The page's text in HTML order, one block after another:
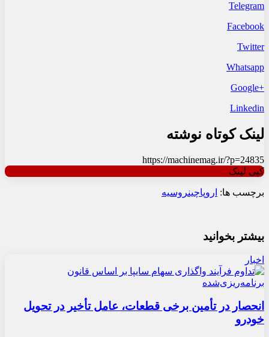
Telegram
Facebook
Twitter
Whatsapp
+Google
Linkedin
لینک کوتاه نوشته
https://machinemag.ir/?p=24835
کپی لینک
برچسب ها: اروپاچینروسیه
بیشتر بخوانید
اخبار
انحصار در تأمین برخی قطعات، عامل تأخیر در تحویل
خودرو